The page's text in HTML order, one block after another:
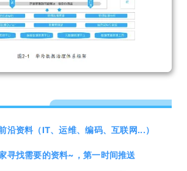
沿资料（IT、运维、编码、互联网...）
寻找需要的资料~，第一时间推送